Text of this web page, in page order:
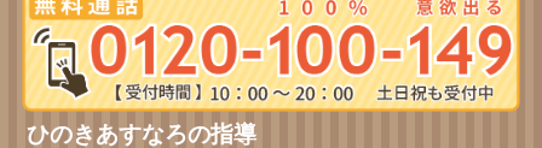
ひのきあすなろの指導